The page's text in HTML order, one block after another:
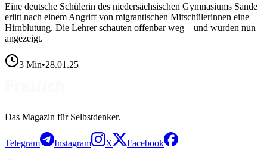
Eine deutsche Schülerin des niedersächsischen Gymnasiums Sande
erlitt nach einem Angriff von migrantischen Mitschülerinnen eine
Hirnblutung. Die Lehrer schauten offenbar weg – und wurden nun
angezeigt.
3 Min•28.01.25
Das Magazin für Selbstdenker.
Telegram Instagram X Facebook